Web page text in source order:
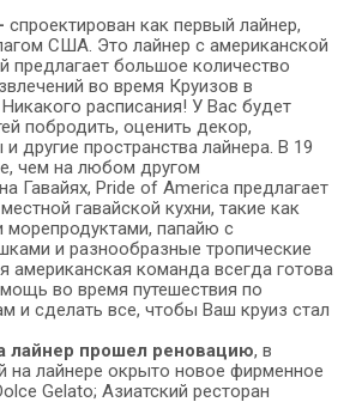
спроектирован как первый лайнер,
США. Это лайнер с американской
предлагает большое количество
во время Круизов в
расписания! У Вас будет
побродить, оценить декор,
другие пространства лайнера. В 19
чем на любом другом
Гавайях, Pride of America предлагает
гавайской кухни, такие как
морепродуктами, папайю с
и разнообразные тропические
американская команда всегда готова
во время путешествия по
и сделать все, чтобы Ваш круиз стал
лайнер прошел реновацию, в
на лайнере окрыто новое фирменное
Gelato; Азиатский ресторан